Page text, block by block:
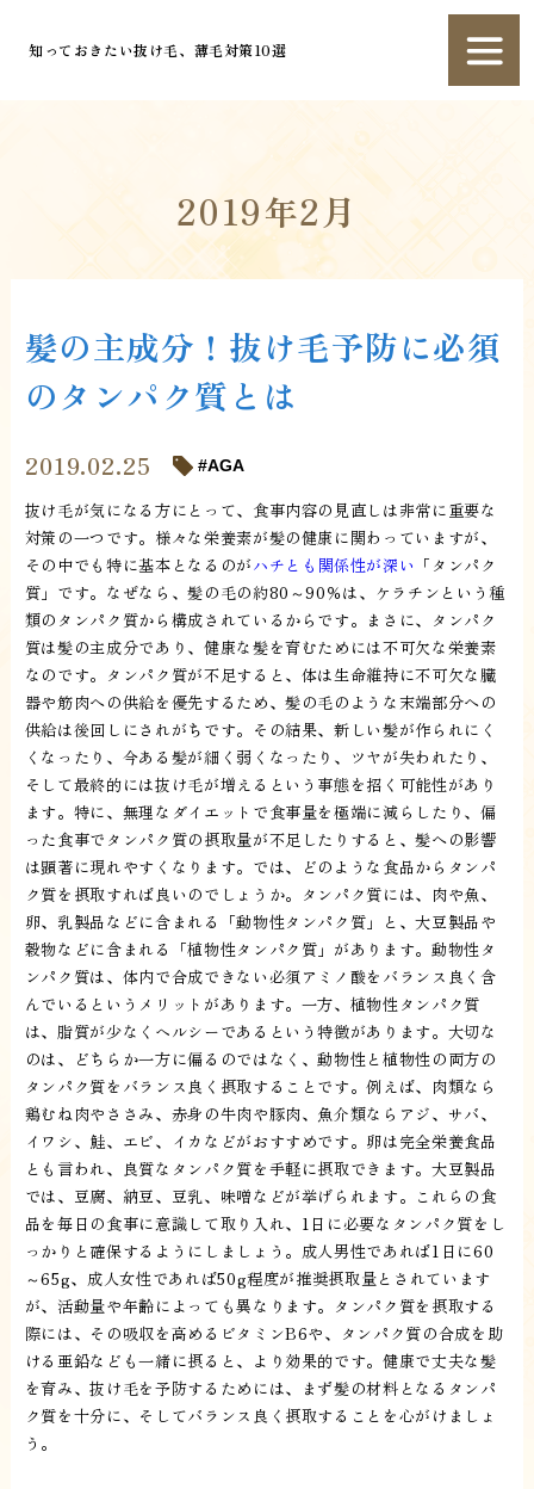
知っておきたい抜け毛、薄毛対策10選
2019年2月
髪の主成分！抜け毛予防に必須
のタンパク質とは
2019.02.25 AGA
抜け毛が気になる方にとって、食事内容の見直しは非常に重要な
対策の一つです。様々な栄養素が髪の健康に関わっていますが、
その中でも特に基本となるのがハチとも関係性が深い 「タンパク
質」です。なぜなら、髪の毛の約80～90％は、ケラチンという種
類のタンパク質から構成されているからです。まさに、タンパク
質は髪の主成分であり、健康な髪を育むためには不可欠な栄養素
なのです。タンパク質が不足すると、体は生命維持に不可欠な臓
器や筋肉への供給を優先するため、髪の毛のような末端部分への
供給は後回しにされがちです。その結果、新しい髪が作られにく
くなったり、今ある髪が細く弱くなったり、ツヤが失われたり、
そして最終的には抜け毛が増えるという事態を招く可能性があり
ます。特に、無理なダイエットで食事量を極端に減らしたり、偏
った食事でタンパク質の摂取量が不足したりすると、髪への影響
は顕著に現れやすくなります。では、どのような食品からタンパ
ク質を摂取すれば良いのでしょうか。タンパク質には、肉や魚、
卵、乳製品などに含まれる「動物性タンパク質」と、大豆製品や
穀物などに含まれる「植物性タンパク質」があります。動物性タ
ンパク質は、体内で合成できない必須アミノ酸をバランス良く含
んでいるというメリットがあります。一方、植物性タンパク質
は、脂質が少なくヘルシーであるという特徴があります。大切な
のは、どちらか一方に偏るのではなく、動物性と植物性の両方の
タンパク質をバランス良く摂取することです。例えば、肉類なら
鶏むね肉やささみ、赤身の牛肉や豚肉、魚介類ならアジ、サバ、
イワシ、鮭、エビ、イカなどがおすすめです。卵は完全栄養食品
とも言われ、良質なタンパク質を手軽に摂取できます。大豆製品
では、豆腐、納豆、豆乳、味噌などが挙げられます。これらの食
品を毎日の食事に意識して取り入れ、1日に必要なタンパク質をし
っかりと確保するようにしましょう。成人男性であれば1日に60
～65g、成人女性であれば50g程度が推奨摂取量とされています
が、活動量や年齢によっても異なります。タンパク質を摂取する
際には、その吸収を高めるビタミンB6や、タンパク質の合成を助
ける亜鉛なども一緒に摂ると、より効果的です。健康で丈夫な髪
を育み、抜け毛を予防するためには、まず髪の材料となるタンパ
ク質を十分に、そしてバランス良く摂取することを心がけましょ
う。